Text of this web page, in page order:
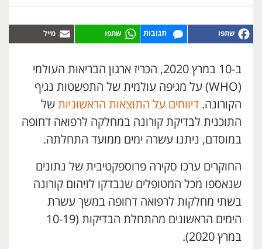
תגובות
ב-10 במרץ 2020, הכריז ארגון הבריאות העולמי
(WHO) על מגיפה עולמית של התפשטות נגיף
הקורונה. דיווחים על התוצאות הראשוניות של
התוכנית לבדיקת קורונה במחלקה לרפואה דחופה
במוסדם, ניתנו עשרה ימים ממועד התחלתה.
החוקרים ערכו סקירה פרוספקטיבית של נתונים
שנאספו מכל המטופלים שנבדקו לזיהום קורונה
בשתי מחלקות לרפואה דחופה במשך עשרת
הימים הראשונים מהתחלת הבדיקות (10-19
במרץ 2020).